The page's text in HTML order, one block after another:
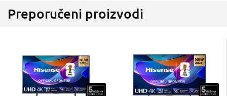
Preporučeni proizvodi